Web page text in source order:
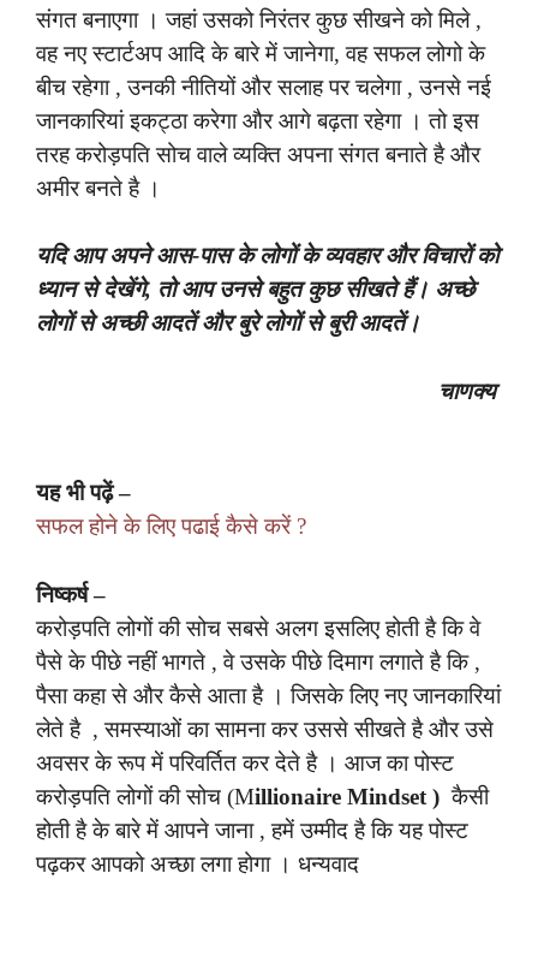
संगत बनाएगा । जहां उसको निरंतर कुछ सीखने को मिले ,
वह नए स्टार्टअप आदि के बारे में जानेगा, वह सफल लोगो के
बीच रहेगा , उनकी नीतियों और सलाह पर चलेगा , उनसे नई
जानकारियां इकट्ठा करेगा और आगे बढ़ता रहेगा । तो इस
तरह करोड़पति सोच वाले व्यक्ति अपना संगत बनाते है और
अमीर बनते है ।
यदि आप अपने आस-पास के लोगों के व्यवहार और विचारों को
ध्यान से देखेंगे, तो आप उनसे बहुत कुछ सीखते हैं। अच्छे
लोगों से अच्छी आदतें और बुरे लोगों से बुरी आदतें।
चाणक्य
यह भी पढ़ें –
सफल होने के लिए पढाई कैसे करें ?
निष्कर्ष –
करोड़पति लोगों की सोच सबसे अलग इसलिए होती है कि वे
पैसे के पीछे नहीं भागते , वे उसके पीछे दिमाग लगाते है कि ,
पैसा कहा से और कैसे आता है । जिसके लिए नए जानकारियां
लेते है , समस्याओं का सामना कर उससे सीखते है और उसे
अवसर के रूप में परिवर्तित कर देते है । आज का पोस्ट
करोड़पति लोगों की सोच (Millionaire Mindset ) कैसी
होती है के बारे में आपने जाना , हमें उम्मीद है कि यह पोस्ट
पढ़कर आपको अच्छा लगा होगा । धन्यवाद